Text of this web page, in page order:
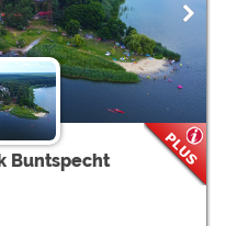
Buntspecht